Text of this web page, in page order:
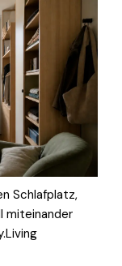
Schlafplatz,
miteinander